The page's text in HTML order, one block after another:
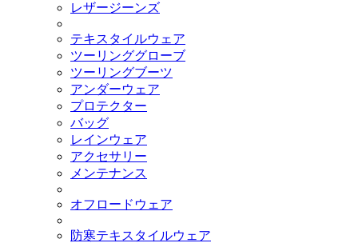
レザージーンズ
テキスタイルウェア
ツーリンググローブ
ツーリングブーツ
アンダーウェア
プロテクター
バッグ
レインウェア
アクセサリー
メンテナンス
オフロードウェア
防寒テキスタイルウェア